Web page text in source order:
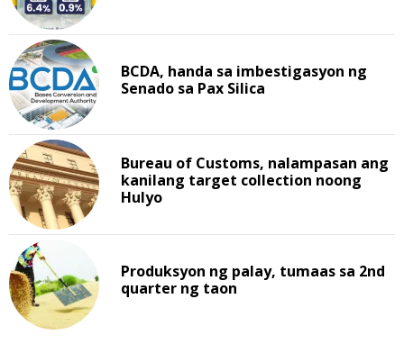
BCDA, handa sa imbestigasyon ng
Senado sa Pax Silica
Bureau of Customs, nalampasan ang
kanilang target collection noong
Hulyo
Produksyon ng palay, tumaas sa 2nd
quarter ng taon